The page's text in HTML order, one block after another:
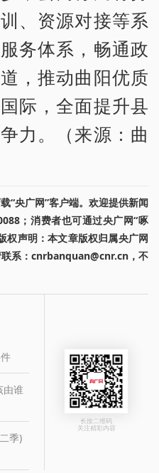
、资源对接等系
务体系，畅通政
，推动曲阳优质
际，全面提升县
力。（来源：曲
“央广网”客户端。欢迎提供新闻
；消费者也可通过央广网“啄
权声明：本文章版权归属央广网
系：cnrbanquan@cnr.cn，不
由谁
季)
长按二维码
关注精彩内容